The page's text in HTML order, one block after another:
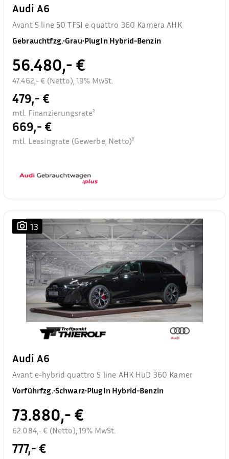
Audi A6
Avant S line 50 TFSI e quattro 360 Kamera AHK
Gebrauchtfzg.•Grau•PlugIn Hybrid-Benzin
56.480,- €
47.462,- € (Netto), 19% MwSt.
479,- €
mtl. Finanzierungsrate²
669,- €
mtl. Leasingrate (Gewerbe, Netto)³
13
Audi A6
Avant e-hybrid quattro S line AHK HuD 360 Kamer
Vorführfzg.•Schwarz•PlugIn Hybrid-Benzin
73.880,- €
62.084,- € (Netto), 19% MwSt.
777,- €